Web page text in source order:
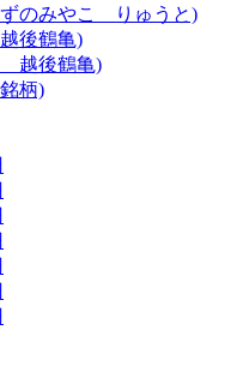
のみやこ りゅうと)
後鶴亀)
越後鶴亀)
柄)